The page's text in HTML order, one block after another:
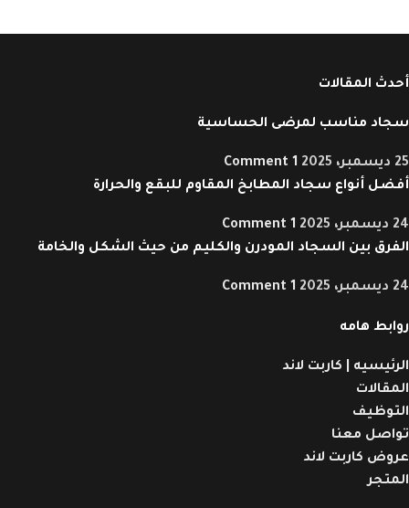
أحدث المقالات
سجاد مناسب لمرضى الحساسية
25 ديسمبر، 2025
1 Comment
أفضل أنواع سجاد المطابخ المقاوم للبقع والحرارة
24 ديسمبر، 2025
1 Comment
الفرق بين السجاد المودرن والكليم من حيث الشكل والخامة
24 ديسمبر، 2025 1 Comment
روابط هامه
الرئيسيه | كاربت لاند
المقالات
التوظيف
تواصل معنا
عروض كاربت لاند
المتجر